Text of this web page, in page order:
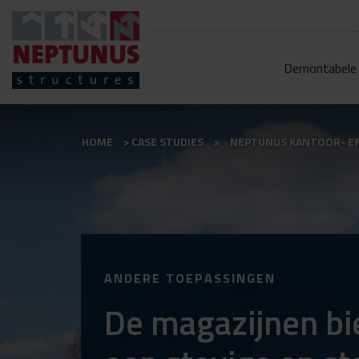
HOME CASE STUDIES NEPTUNUS KANTOOR-
ANDERE TOEPASSINGEN
De magazijnen